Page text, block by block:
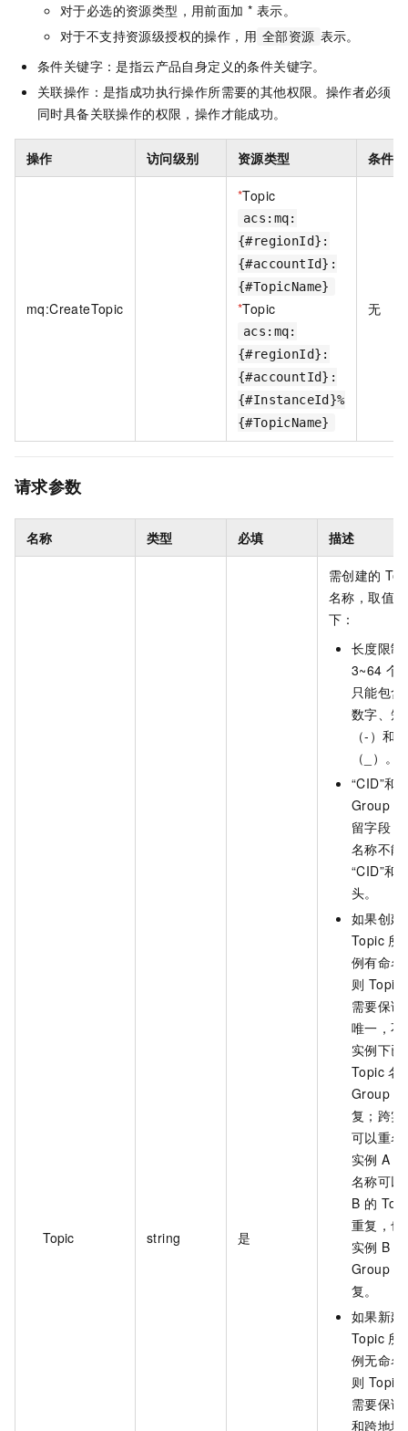
对于必选的资源类型，用前面加 * 表示。
对于不支持资源级授权的操作，用 全部资源 表示。
条件关键字：是指云产品自身定义的条件关键字。
关联操作：是指成功执行操作所需要的其他权限。操作者必须
同时具备关联操作的权限，操作才能成功。
操作 访问级别 资源类型 条件
mq:CreateTopic
*Topic
acs:mq:
{#regionId}:
{#accountId}:
{#TopicName}
*Topic
acs:mq:
{#regionId}:
{#accountId}:
{#InstanceId}%
{#TopicName}
无
请求参数
名称 类型 必填 描述
Topic string 是
需创建的
名称，取值
下：
长度限制
3~64 个
只能包
数字、短
（-）和
（_）。
“CID”和
Group
留字段
名称不能
“CID”和
头。
如果创建
Topic 所
例有命名
则 Topic
需要保
唯一，不
实例下已
Topic 名
Group
复；跨实
可以重名
实例 A
名称可以
B 的
重复，也
实例 B 的
Group
复。
如果新建
Topic 所
例无命名
则 Topic
需要保
和跨地域